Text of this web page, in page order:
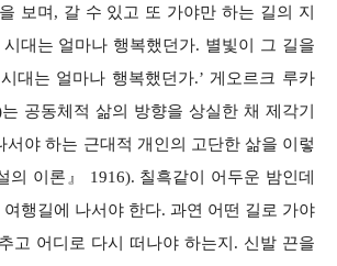
보며, 갈 수 있고 또 가야만 하는 길의 지
대는 얼마나 행복했던가. 별빛이 그 길을
대는 얼마나 행복했던가.’ 게오르크 루카
공동체적 삶의 방향을 상실한 채 제각기
서야 하는 근대적 개인의 고단한 삶을 이렇
의 이론』 1916). 칠흑같이 어두운 밤인데
행길에 나서야 한다. 과연 어떤 길로 가야
고 어디로 다시 떠나야 하는지. 신발 끈을